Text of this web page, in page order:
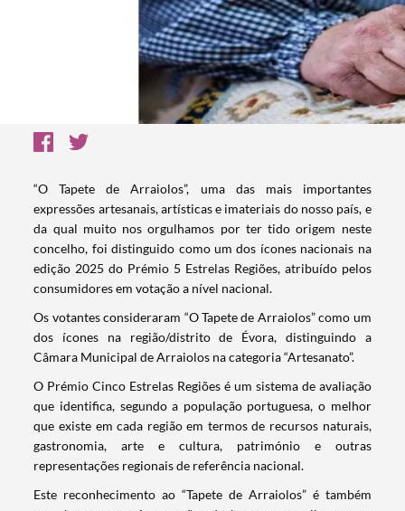
“O Tapete de Arraiolos”, uma das mais importantes
expressões artesanais, artísticas e imateriais do nosso país, e
da qual muito nos orgulhamos por ter tido origem neste
concelho, foi distinguido como um dos ícones nacionais na
edição 2025 do Prémio 5 Estrelas Regiões, atribuído pelos
consumidores em votação a nível nacional.
Os votantes consideraram “O Tapete de Arraiolos” como um
dos ícones na região/distrito de Évora, distinguindo a
Câmara Municipal de Arraiolos na categoria “Artesanato”.
O Prémio Cinco Estrelas Regiões é um sistema de avaliação
que identifica, segundo a população portuguesa, o melhor
que existe em cada região em termos de recursos naturais,
gastronomia, arte e cultura, património e outras
representações regionais de referência nacional.
Este reconhecimento ao “Tapete de Arraiolos” é também